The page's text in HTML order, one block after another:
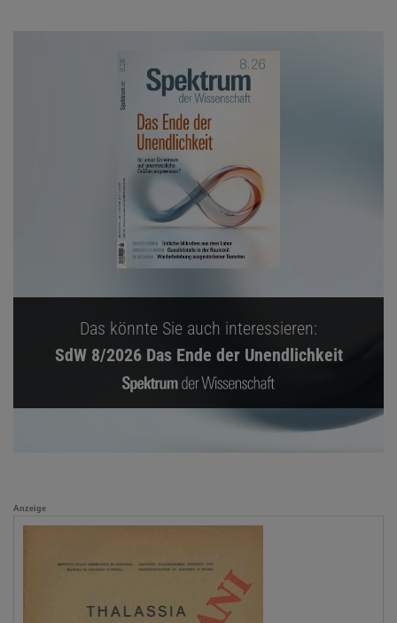
Das könnte Sie auch interessieren:
SdW 8/2026 Das Ende der Unendlichkeit
Anzeige